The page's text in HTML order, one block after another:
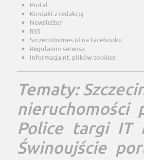
Portal
Kontakt z redakcją
Newsletter
RSS
Szczecinbiznes.pl na Facebooku
Regulamin serwisu
Informacja nt. plików cookies
Tematy:
nieruchomości
Police targi IT
Świnoujście